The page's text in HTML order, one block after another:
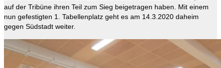
auf der Tribüne ihren Teil zum Sieg beigetragen haben. Mit einem
nun gefestigten 1. Tabellenplatz geht es am 14.3.2020 daheim
gegen Südstadt weiter.